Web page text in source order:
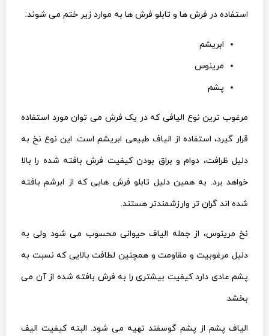
استفاده در فرش ها و تابلو فرش ها به موارد زیر ختم می شوند:
ابریشم
مرینوس
پشم
مرغوب ترین نوع الیافی که در یک فرش می توان مورد استفاده
قرار گیرد، استفاده از الیاف طبیعی ابریشم است. این نوع نخ به
دلیل ظرافت، دوام و براق بودن کیفیت فرش بافته شده را بالا
خواهد برد. به همین دلیل تابلو فرش هایی که از ابرشم بافته
شده اند گران تر وارزشمندتر هستند.
نخ مرینوس، از جمله الیاف حیوانی محسوب می شود ولی به
دلیل مرغوبیت و مقاومت و همچنین لطافت بالایی که نسبت به
پشم عادی دارد کیفیت بیشتری را به فرش بافته شده از آن می
بخشد.
الیاف پشم از پشم گوسفند تهیه می شود. البته کیفیت الیف